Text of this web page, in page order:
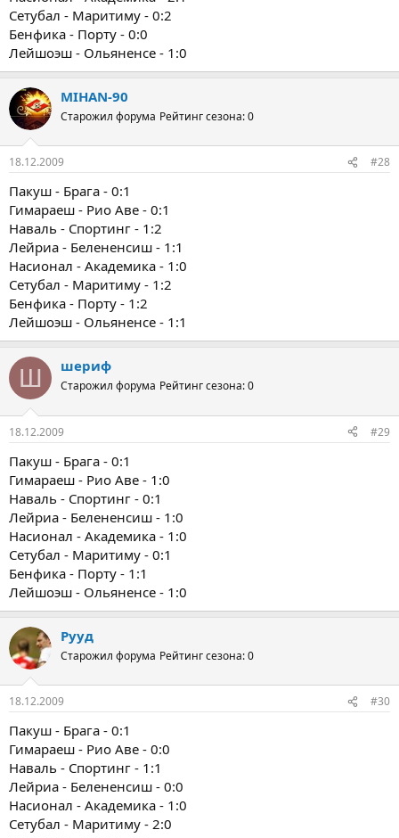
Сетубал - Маритиму - 0:2
Бенфика - Порту - 0:0
Лейшоэш - Ольяненсе - 1:0
MIHAN-90
Старожил форума Рейтинг сезона: 0
18.12.2009 #28
Пакуш - Брага - 0:1
Гимараеш - Рио Аве - 0:1
Наваль - Спортинг - 1:2
Лейриа - Белененсиш - 1:1
Насионал - Академика - 1:0
Сетубал - Маритиму - 1:2
Бенфика - Порту - 1:2
Лейшоэш - Ольяненсе - 1:1
Ш шериф
Старожил форума Рейтинг сезона: 0
18.12.2009 #29
Пакуш - Брага - 0:1
Гимараеш - Рио Аве - 1:0
Наваль - Спортинг - 0:1
Лейриа - Белененсиш - 1:0
Насионал - Академика - 1:0
Сетубал - Маритиму - 0:1
Бенфика - Порту - 1:1
Лейшоэш - Ольяненсе - 1:0
Рууд
Старожил форума Рейтинг сезона: 0
18.12.2009 #30
Пакуш - Брага - 0:1
Гимараеш - Рио Аве - 0:0
Наваль - Спортинг - 1:1
Лейриа - Белененсиш - 0:0
Насионал - Академика - 1:0
Сетубал - Маритиму - 2:0